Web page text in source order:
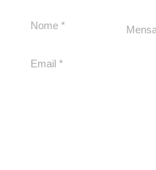
para São Paulo